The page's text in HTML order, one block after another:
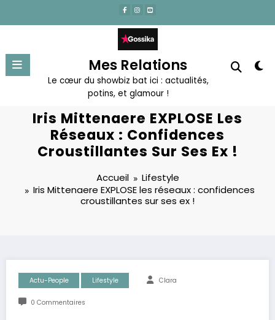
contenu
Mes Relations
Le cœur du showbiz bat ici : actualités,
potins, et glamour !
Iris Mittenaere EXPLOSE Les
Réseaux : Confidences
Croustillantes Sur Ses Ex !
Accueil
Lifestyle
Iris Mittenaere EXPLOSE les réseaux : confidences
croustillantes sur ses ex !
Actu-People Lifestyle Clara
0 Commentaires